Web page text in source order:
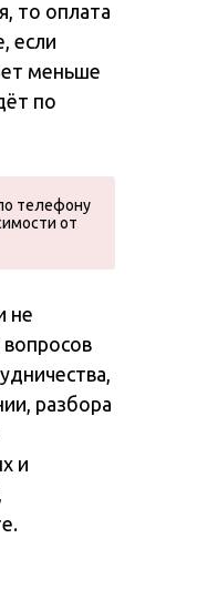
то оплата
если
меньше
по
телефону
от
не
разбора
и